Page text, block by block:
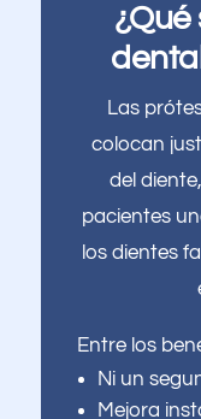
Las
colocan
del
pacientes
los dientes
Entre los
Ni un
Mejora